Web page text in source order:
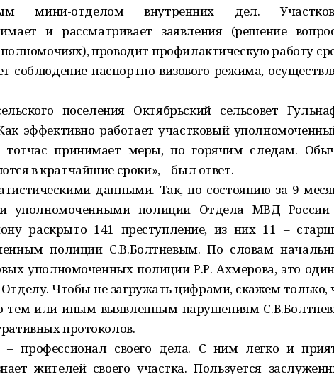
мини-отделом внутренних дел.
и рассматривает заявления (решение
проводит профилактическую работу
соблюдение паспортно-визового режима,
поселения Октябрьский сельсовет
эффективно работает участковый
тотчас принимает меры, по горячим следам.
в кратчайшие сроки», – был ответ.
данными. Так, по состоянию за 9
уполномоченными полиции Отдела МВД
раскрыто 141 преступление, из них 11 –
полиции С.В.Болтневым. По словам
уполномоченных полиции Р.Р. Ахмерова, это
Чтобы не загружать цифрами, скажем только,
тем или иным выявленным нарушениям
протоколов.
– профессионал своего дела. С ним легко и
жителей своего участка. Пользуется